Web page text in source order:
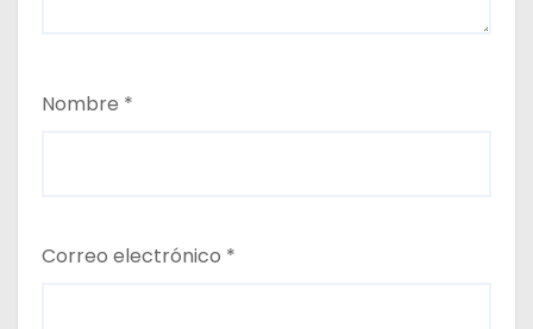
Nombre *
Correo electrónico *